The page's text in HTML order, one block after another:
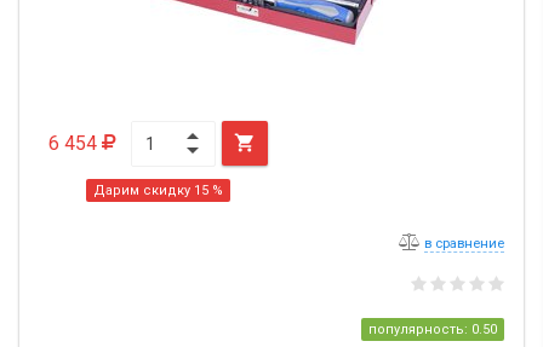
6 454 
Дарим скидку 15 %
в сравнение
популярность: 0.50